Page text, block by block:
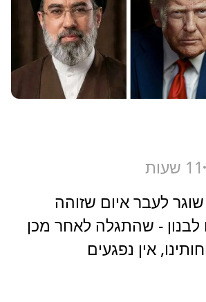
11 שעות
לעבר איום שזוהה
לבנון - שהתגלה לאחר מכן
אין נפגעים